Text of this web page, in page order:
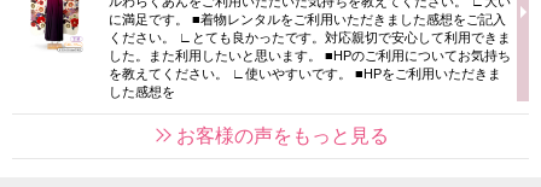
に満足です。 ■着物レンタルをご利用いただきました感想をご記入
ください。 ∟とても良かったです。対応親切で安心して利用できま
した。また利用したいと思います。 ■HPのご利用についてお気持ち
を教えてください。 ∟使いやすいです。 ■HPをご利用いただきま
した感想を
お客様の声をもっと見る